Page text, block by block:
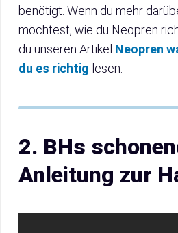
benötigt. Wenn du mehr
möchtest, wie du Neopren
du unseren Artikel Neopren
du es richtig lesen.
2. BHs
Anleitung zur